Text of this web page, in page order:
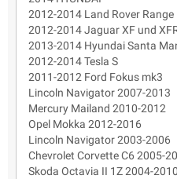
2012-2014 Land Rover Range
2012-2014 Jaguar XF und
2013-2014 Hyundai Santa
2012-2014 Tesla S
2011-2012 Ford Fokus mk3
Lincoln Navigator 2007-2013
Mercury Mailand 2010-2012
Opel Mokka 2012-2016
Lincoln Navigator 2003-2006
Chevrolet Corvette C6 2005-
Skoda Octavia II 1Z 2004-2010